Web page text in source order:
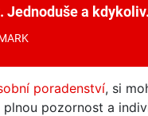
Jednoduše a kdykoliv.
poradenství, si
pozornost a